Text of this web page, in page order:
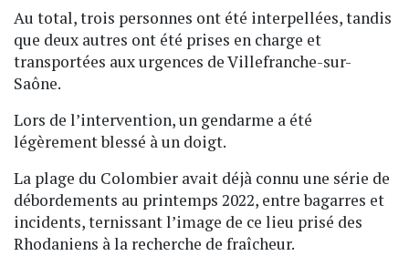
Au total, trois personnes ont été interpellées, tandis
que deux autres ont été prises en charge et
transportées aux urgences de Villefranche-sur-
Saône.
Lors de l’intervention, un gendarme a été
légèrement blessé à un doigt.
La plage du Colombier avait déjà connu une série de
débordements au printemps 2022, entre bagarres et
incidents, ternissant l’image de ce lieu prisé des
Rhodaniens à la recherche de fraîcheur.